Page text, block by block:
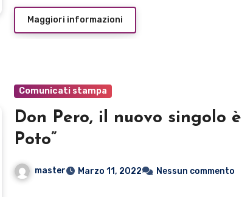
Maggiori informazioni
Comunicati stampa
Don Pero, il nuovo singolo è
Poto”
master Marzo 11, 2022 Nessun commento